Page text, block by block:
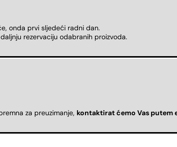
onda prvi sljedeći radni dan.
rezervaciju odabranih proizvoda.
za preuzimanje, kontaktirat ćemo Vas putem